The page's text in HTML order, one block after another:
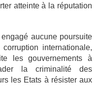
atteinte à la réputation
aucune poursuite
internationale,
les gouvernements à
la criminalité des
les Etats à résister aux